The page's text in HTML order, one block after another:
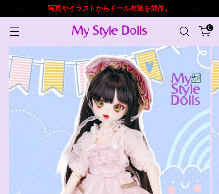
写真やイラストからドール衣装を製作。
0